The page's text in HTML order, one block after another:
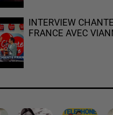
INTERVIEW CHANTE
FRANCE AVEC